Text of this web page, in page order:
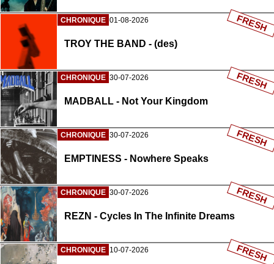
CHRONIQUE 01-08-2026
TROY THE BAND - (des)
FRESH
CHRONIQUE 30-07-2026
MADBALL - Not Your Kingdom
FRESH
CHRONIQUE 30-07-2026
EMPTINESS - Nowhere Speaks
FRESH
CHRONIQUE 30-07-2026
REZN - Cycles In The Infinite Dreams
FRESH
CHRONIQUE 10-07-2026 FRESH